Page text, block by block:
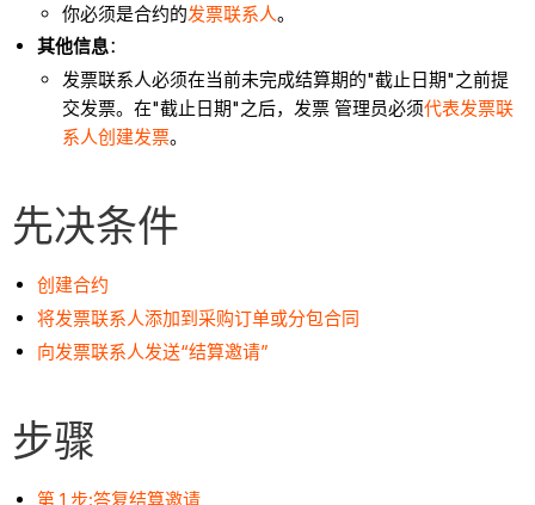
你必须是合约的发票联系人。
其他信息：
发票联系人必须在当前未完成结算期的"截止日期"之前提
交发票。在"截止日期"之后，发票 管理员必须代表发票联
系人创建发票。
先决条件
创建合约
将发票联系人添加到采购订单或分包合同
向发票联系人发送“结算邀请”
步骤
第 1 步:答复结算邀请